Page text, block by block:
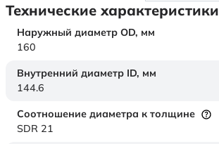
Технические характеристики
Наружный диаметр OD, мм
160
Внутренний диаметр ID, мм
144.6
Соотношение диаметра к толщине
SDR 21